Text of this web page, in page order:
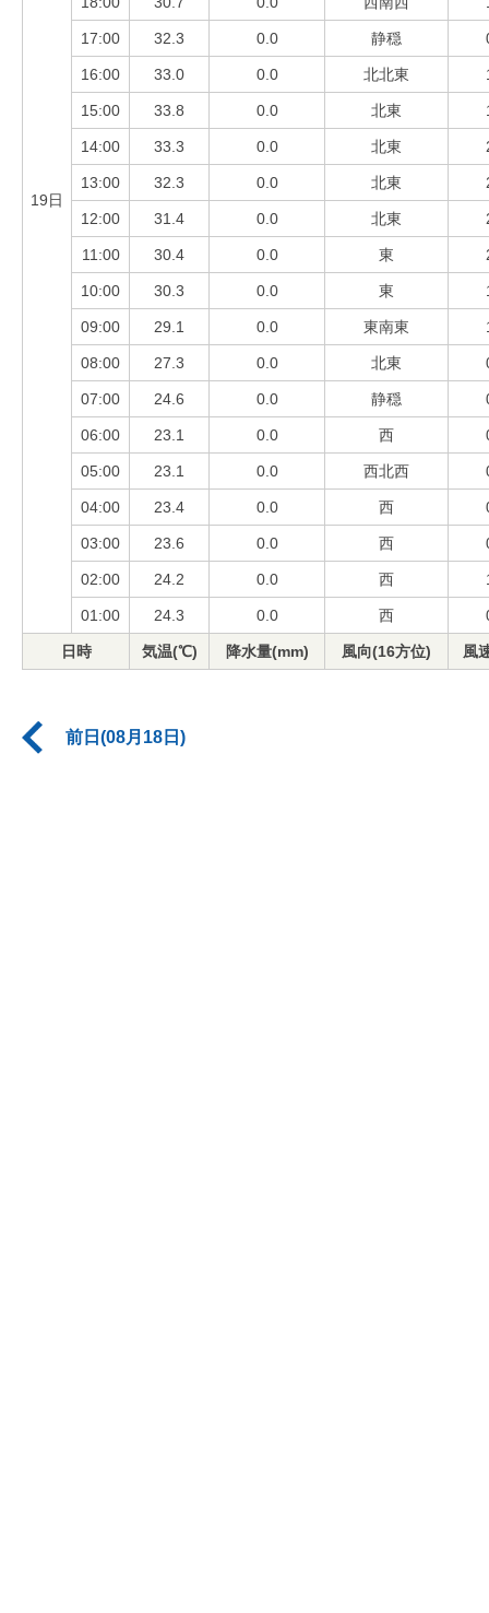
19日
17:00 32.3 0.0 静穏
16:00 33.0 0.0 北北東
15:00 33.8 0.0 北東
14:00 33.3 0.0 北東
13:00 32.3 0.0 北東
12:00 31.4 0.0 北東
11:00 30.4 0.0 東
10:00 30.3 0.0 東
09:00 29.1 0.0 東南東
08:00 27.3 0.0 北東
07:00 24.6 0.0 静穏
06:00 23.1 0.0 西
05:00 23.1 0.0 西北西
04:00 23.4 0.0 西
03:00 23.6 0.0 西
02:00 24.2 0.0 西
01:00 24.3 0.0 西
日時 気温(℃) 降水量(mm) 風向(16方位) 風
前日(08月18日)